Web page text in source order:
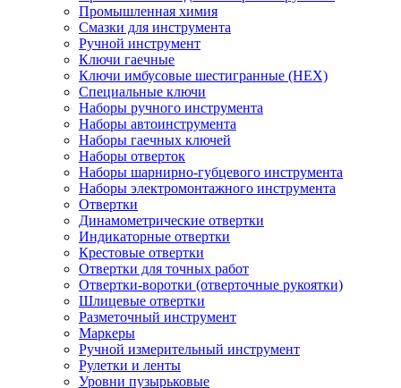
Промышленная химия
Смазки для инструмента
Ручной инструмент
Ключи гаечные
Ключи имбусовые шестигранные (HEX)
Специальные ключи
Наборы ручного инструмента
Наборы автоинструмента
Наборы гаечных ключей
Наборы отверток
Наборы шарнирно-губцевого инструмента
Наборы электромонтажного инструмента
Отвертки
Динамометрические отвертки
Индикаторные отвертки
Крестовые отвертки
Отвертки для точных работ
Отвертки-воротки (отверточные рукоятки)
Шлицевые отвертки
Разметочный инструмент
Маркеры
Ручной измерительный инструмент
Рулетки и ленты
Уровни пузырьковые